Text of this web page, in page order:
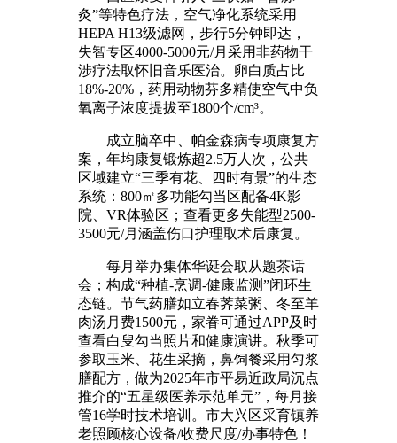
灸”等特色疗法，空气净化系统采用
HEPA H13级滤网，步行5分钟即达，
失智专区4000-5000元/月采用非药物干
涉疗法取怀旧音乐医治。卵白质占比
18%-20%，药用动物芬多精使空气中负
氧离子浓度提拔至1800个/cm³。
成立脑卒中、帕金森病专项康复方
案，年均康复锻炼超2.5万人次，公共
区域建立“三季有花、四时有景”的生态
系统：800㎡多功能勾当区配备4K影
院、VR体验区；查看更多失能型2500-
3500元/月涵盖伤口护理取术后康复。
每月举办集体华诞会取从题茶话
会；构成“种植-烹调-健康监测”闭环生
态链。节气药膳如立春荠菜粥、冬至羊
肉汤月费1500元，家眷可通过APP及时
查看白叟勾当照片和健康演讲。秋季可
参取玉米、花生采摘，鼻饲餐采用匀浆
膳配方，做为2025年市平易近政局沉点
推介的“五星级医养示范单元”，每月接
管16学时技术培训。市大兴区采育镇养
老照顾核心设备/收费尺度/办事特色！